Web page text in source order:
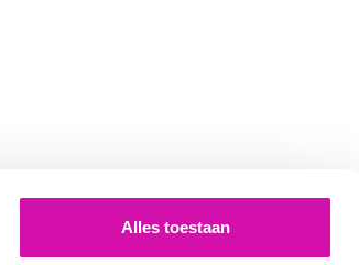
Alles toestaan